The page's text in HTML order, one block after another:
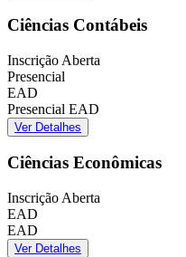
Ciências Contábeis
Inscrição Aberta
Presencial
EAD
Presencial EAD
Ver Detalhes
Ciências Econômicas
Inscrição Aberta
EAD
EAD
Ver Detalhes